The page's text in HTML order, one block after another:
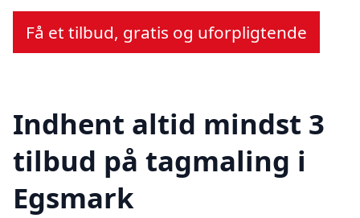
Få et tilbud, gratis og uforpligtende
Indhent altid mindst 3
tilbud på tagmaling i
Egsmark